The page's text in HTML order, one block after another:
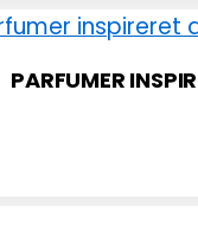
PARFUMER